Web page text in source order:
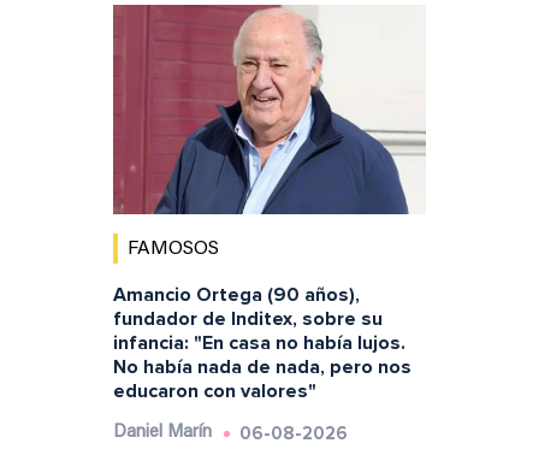
FAMOSOS
Amancio Ortega (90 años),
fundador de Inditex, sobre su
infancia: "En casa no había lujos.
No había nada de nada, pero nos
educaron con valores"
Daniel Marín 06-08-2026